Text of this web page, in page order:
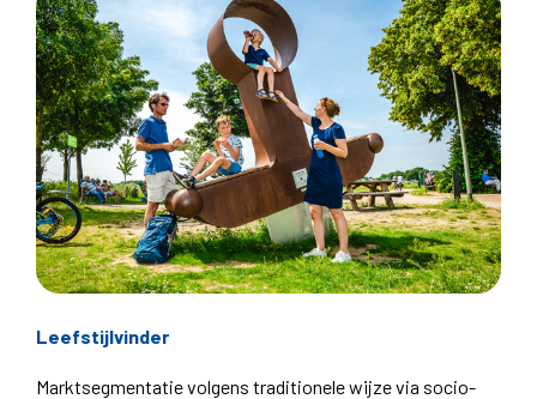
Leefstijlvinder
Marktsegmentatie volgens traditionele wijze via socio-